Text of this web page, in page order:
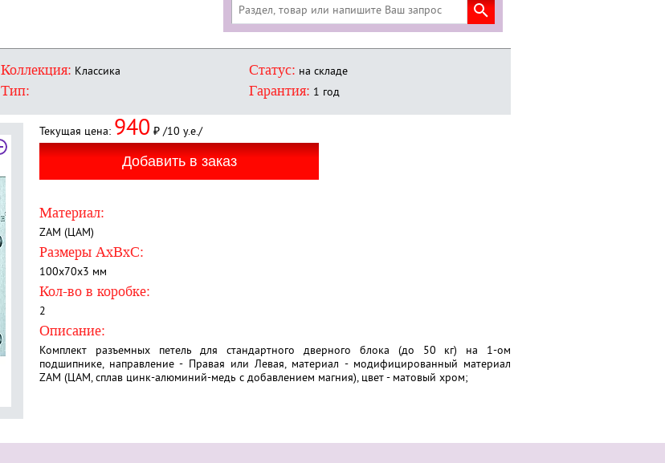
Коллекция: Классика Статус: на складе
Тип: Гарантия: 1 год
Текущая цена: 940 ₽ /10 у.е./
Материал:
ZAM (ЦАМ)
Размеры AxBxC:
100х70х3 мм
Кол-во в коробке:
2
Описание:
Комплект разъемных петель для стандартного дверного блока (до 50 кг) на 1-ом
подшипнике, направление - Правая или Левая, материал - модифицированный материал
ZAM (ЦАМ, сплав цинк-алюминий-медь с добавлением магния), цвет - матовый хром;